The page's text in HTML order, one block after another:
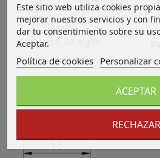
Tubo Redondo Inox IDS-25X1.5
Este sitio web utiliza cookies
mejorar nuestros servicios y con
dar tu consentimiento sobre su
Aceptar.
Política de cookies Personalizar
RECHAZAR
ACEPTAR